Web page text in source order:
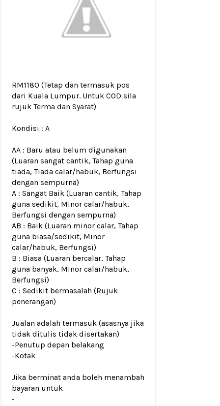
RM1180 (Tetap dan termasuk pos
dari Kuala Lumpur. Untuk COD sila
rujuk Terma dan Syarat)
Kondisi : A
AA : Baru atau belum digunakan
(Luaran sangat cantik, Tahap guna
tiada, Tiada calar/habuk, Berfungsi
dengan sempurna)
A : Sangat Baik (Luaran cantik, Tahap
guna sedikit, Minor calar/habuk,
Berfungsi dengan sempurna)
AB : Baik (Luaran minor calar, Tahap
guna biasa/sedikit, Minor
calar/habuk, Berfungsi)
B : Biasa (Luaran bercalar, Tahap
guna banyak, Minor calar/habuk,
Berfungsi)
C : Sedikit bermasalah (Rujuk
penerangan)
Jualan adalah termasuk (asasnya jika
tidak ditulis tidak disertakan)
-Penutup depan belakang
-Kotak
Jika berminat anda boleh menambah
bayaran untuk
-